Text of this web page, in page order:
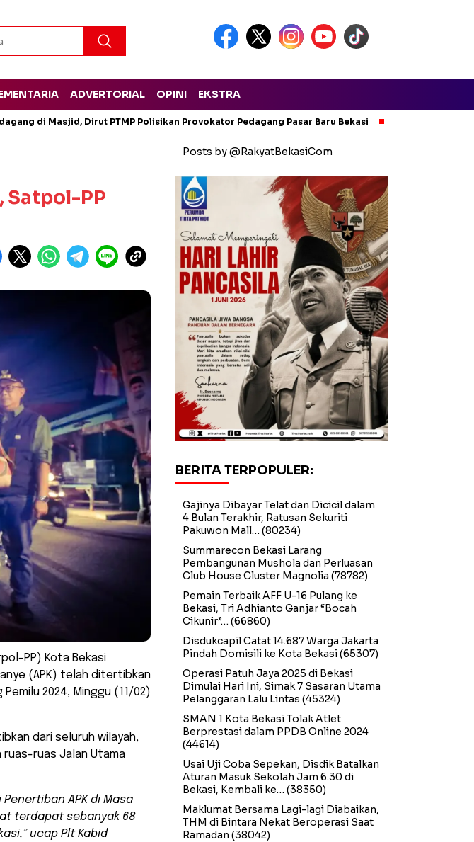
ADVERTORIAL OPINI EKSTRA
di Masjid, Dirut PTMP Polisikan Provokator Pedagang Pasar Baru Bekasi
Satpol-PP
PP) Kota Bekasi
(APK) telah ditertibkan
2024, Minggu (11/02)
dari seluruh wilayah,
ruas-ruas Jalan Utama
APK di Masa
terdapat sebanyak 68
ucap Plt Kabid
Posts by @RakyatBekasiCom
BERITA TERPOPULER:
Gajinya Dibayar Telat dan Dicicil dalam
4 Bulan Terakhir, Ratusan Sekuriti
Pakuwon Mall… (80234)
Summarecon Bekasi Larang
Pembangunan Mushola dan Perluasan
Club House Cluster Magnolia (78782)
Pemain Terbaik AFF U-16 Pulang ke
Bekasi, Tri Adhianto Ganjar “Bocah
Cikunir”… (66860)
Disdukcapil Catat 14.687 Warga Jakarta
Pindah Domisili ke Kota Bekasi(65307)
Operasi Patuh Jaya 2025 di Bekasi
Dimulai Hari Ini, Simak 7 Sasaran Utama
Pelanggaran Lalu Lintas (45324)
SMAN 1 Kota Bekasi Tolak Atlet
Berprestasi dalam PPDB Online 2024
(44614)
Usai Uji Coba Sepekan, Disdik Batalkan
Aturan Masuk Sekolah Jam 6.30 di
Bekasi, Kembali ke… (38350)
Maklumat Bersama Lagi-lagi Diabaikan,
THM di Bintara Nekat Beroperasi Saat
Ramadan (38042)